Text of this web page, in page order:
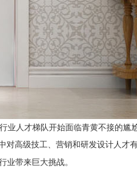
业人才梯队开始面临青黄不接的尴
对高级技工、营销和研发设计人才
业带来巨大挑战。